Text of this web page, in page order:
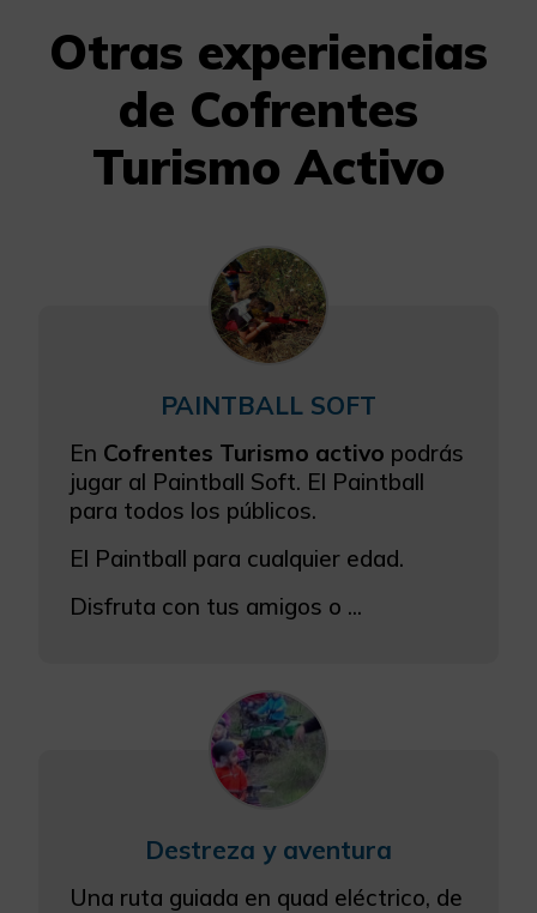
Otras experiencias
de Cofrentes
Turismo Activo
PAINTBALL SOFT
En Cofrentes Turismo activo podrás
jugar al Paintball Soft. El Paintball
para todos los públicos.
El Paintball para cualquier edad.
Disfruta con tus amigos o ...
Destreza y aventura
Una ruta guiada en quad eléctrico, de